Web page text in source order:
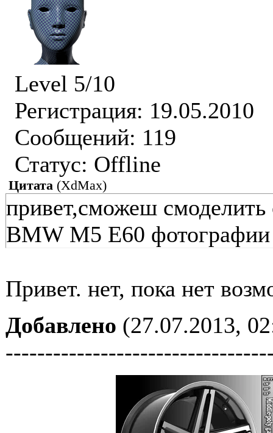
Level 5/10
Регистрация: 19.05.2010
Сообщений: 119
Статус: Offline
Цитата (XdMax)
привет,сможеш смоделить
BMW M5 E60 фотографии
Привет. нет, пока нет
Добавлено (27.07.2013,